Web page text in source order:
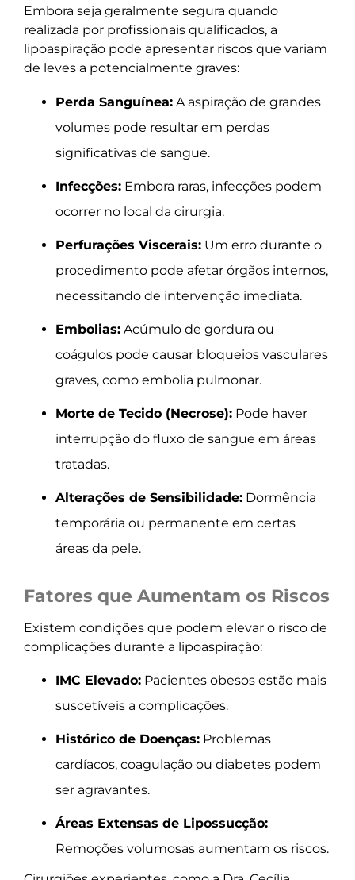
Embora seja geralmente segura quando
realizada por profissionais qualificados, a
lipoaspiração pode apresentar riscos que variam
de leves a potencialmente graves:
Perda Sanguínea: A aspiração de grandes
volumes pode resultar em perdas
significativas de sangue.
Infecções: Embora raras, infecções podem
ocorrer no local da cirurgia.
Perfurações Viscerais: Um erro durante o
procedimento pode afetar órgãos internos,
necessitando de intervenção imediata.
Embolias: Acúmulo de gordura ou
coágulos pode causar bloqueios vasculares
graves, como embolia pulmonar.
Morte de Tecido (Necrose): Pode haver
interrupção do fluxo de sangue em áreas
tratadas.
Alterações de Sensibilidade: Dormência
temporária ou permanente em certas
áreas da pele.
Fatores que Aumentam os Riscos
Existem condições que podem elevar o risco de
complicações durante a lipoaspiração:
IMC Elevado: Pacientes obesos estão mais
suscetíveis a complicações.
Histórico de Doenças: Problemas
cardíacos, coagulação ou diabetes podem
ser agravantes.
Áreas Extensas de Lipossucção:
Remoções volumosas aumentam os riscos.